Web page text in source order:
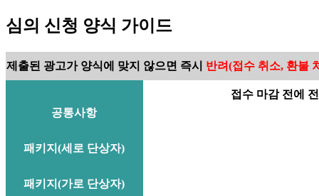
심의 신청 양식 가이드
제출된 광고가 양식에 맞지 않으면 즉시 반려(접수 취소, 환불
접수 마감 전에
공통사항
패키지(세로 단상자)
패키지(가로 단상자)